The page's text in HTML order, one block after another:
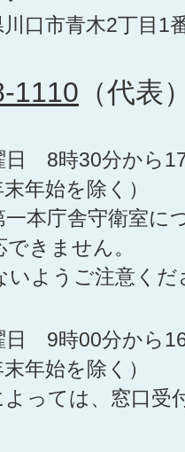
口市青木2丁目1
1110 （代表
日 8時30分から
年始を除く）
本庁舎守衛室に
きません。
いようご注意くだ
日 9時00分から
年始を除く）
っては、窓口受